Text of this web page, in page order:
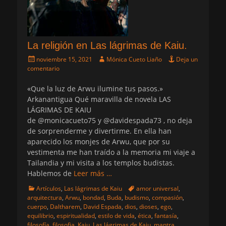
La religión en Las lágrimas de Kaiu.
Publicado
el
noviembre 15, 2021 AutorMónica Cueto Liaño
Deja un
comentario
«Que la luz de Arwu ilumine tus pasos.»
Arkanantigua Qué maravilla de novela LAS
LÁGRIMAS DE KAIU
de @monicacueto75 y @davidespada73 , no deja
de sorprenderme y divertirme. En ella han
aparecido los monjes de Arwu, que por su
vestimenta me han traído a la memoria mi viaje a
Tailandia y mi visita a los templos budistas.
Hablemos de Leer más …
Categorias
Artículos, Las lágrimas de Kaiu Etiquetas
amor universal,
arquitectura, Arwu, bondad, Buda, budismo, compasión,
cuerpo, Daltharem, David Espada, dios, dioses, ego,
equilibrio, espiritualidad, estilo de vida, ética, fantasía,